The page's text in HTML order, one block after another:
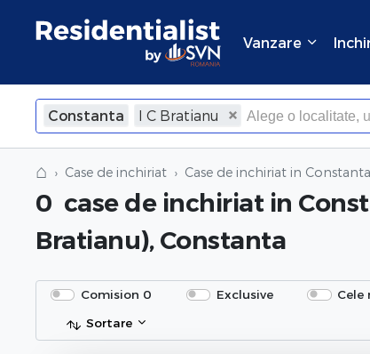
Vanzare
Constanta I C Bratianu
×Inchide
⌂ Case de inchiriat Case de inchiriat in Constanta
0 case de inchiriat in
Bratianu), Constanta
Comision 0 Exclusive Cele
Sortare